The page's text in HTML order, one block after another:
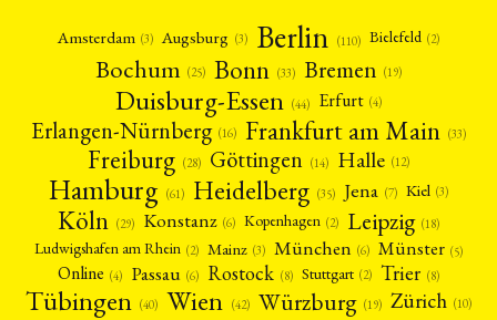
Amsterdam (3) Augsburg (3) Berlin (110) Bielefeld (2)
Bochum (25) Bonn (33) Bremen (19)
Duisburg-Essen (44) Erfurt (4)
Erlangen-Nürnberg (16) Frankfurt am Main (33)
Freiburg (28) Göttingen (14) Halle (12)
Hamburg (61) Heidelberg (35) Jena (7) Kiel (3)
Köln (29) Konstanz (6) Kopenhagen (2) Leipzig (18)
Ludwigshafen am Rhein (2) Mainz (3) München (6) Münster (5)
Online (4) Passau (6) Rostock (8) Stuttgart (2) Trier (8)
Tübingen (40) Wien (42) Würzburg (19) Zürich (10)